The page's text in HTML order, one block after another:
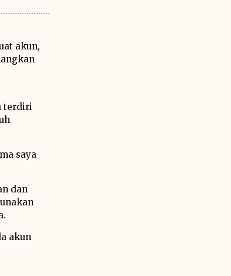
akun,
terdiri
saya
dan
akun